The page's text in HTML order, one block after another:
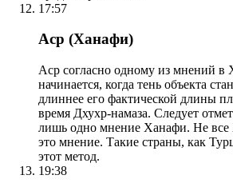
17:57
Аср (Ханафи)
Аср согласно одному из мнений в
начинается, когда тень объекта
длиннее его фактической длины
время Дхухр-намаза. Следует
лишь одно мнение Ханафи. Не все
это мнение. Такие страны, как
этот метод.
19:38